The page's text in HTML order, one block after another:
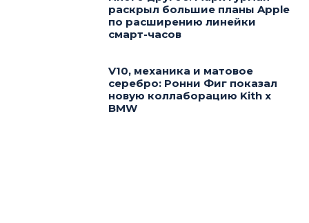
раскрыл большие планы Apple
по расширению линейки
смарт-часов
V10, механика и матовое
серебро: Ронни Фиг показал
новую коллаборацию Kith x
BMW